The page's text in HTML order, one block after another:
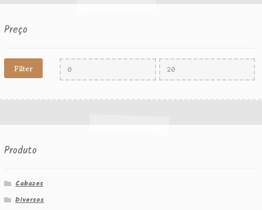
Preço
Filter
Produto
Cabazes
Diversos